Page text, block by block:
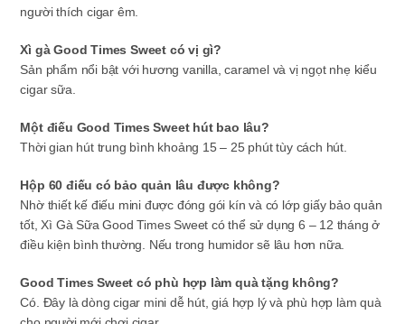
người thích cigar êm.
Xì gà Good Times Sweet có vị gì?
Sản phẩm nổi bật với hương vanilla, caramel và vị ngọt nhẹ kiểu
cigar sữa.
Một điếu Good Times Sweet hút bao lâu?
Thời gian hút trung bình khoảng 15 – 25 phút tùy cách hút.
Hộp 60 điếu có bảo quản lâu được không?
Nhờ thiết kế điếu mini được đóng gói kín và có lớp giấy bảo quản
tốt, Xì Gà Sữa Good Times Sweet có thể sử dụng 6 – 12 tháng ở
điều kiện bình thường. Nếu trong humidor sẽ lâu hơn nữa.
Good Times Sweet có phù hợp làm quà tặng không?
Có. Đây là dòng cigar mini dễ hút, giá hợp lý và phù hợp làm quà